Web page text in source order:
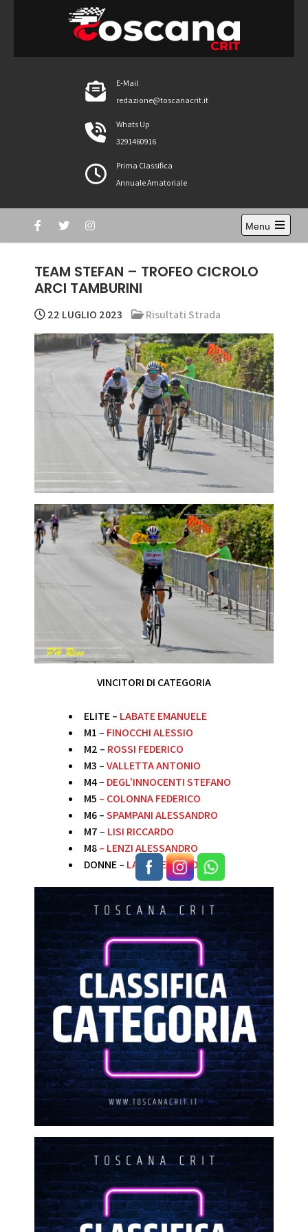
ToscanaCRIT
RIDE4WIN
E-Mail
redazione@toscanacrit.it
Whats Up
3291460916
Prima Classifica
Annuale Amatoriale
Menu
Open
TEAM STEFAN – TROFEO CICROLO
ARCI TAMBURINI
22 LUGLIO 2023 Risultati Strada
VINCITORI DI CATEGORIA
ELITE – LABATE EMANUELE
M1– FINOCCHI ALESSIO
M2 – ROSSI FEDERICO
M3 –VALLETTA ANTONIO
M4– DEGL’INNOCENTI STEFANO
M5 – COLONNA FEDERICO
M6 –SPAMPANI ALESSANDRO
M7– LISI RICCARDO
M8– LENZI ALESSANDRO
DONNE – LARI ALESSANDRA